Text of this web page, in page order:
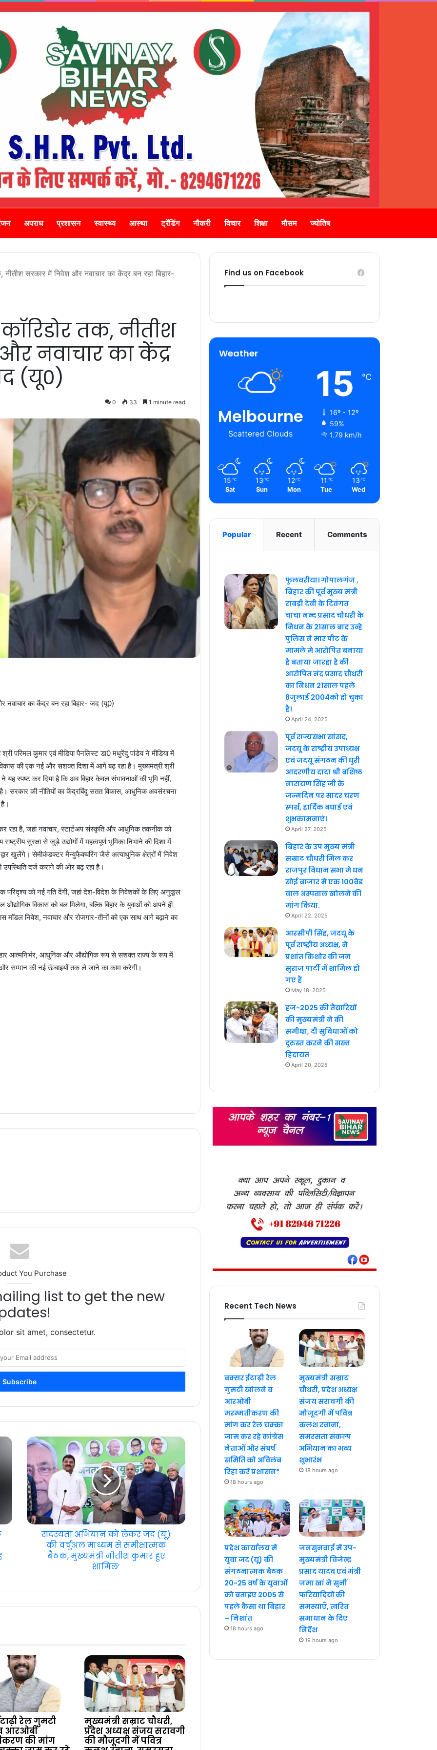
अपराध प्रशासन स्वास्थ्य आस्था ट्रेंडिंग नौकरी विचार शिक्षा मौसम ज्योतिष
सरकार में निवेश और नवाचार का केंद्र बन रहा बिहार-
तक, नीतीश
नवाचार का केंद्र
(यू0)
0 33 1 minute read
का केंद्र बन रहा बिहार- जद (यू0)
परिमल कुमार एवं मीडिया पैनलिस्ट डा0 मधुरेंदु पांडेय ने मीडिया में
की एक नई और सशक्त दिशा में आगे बढ़ रहा है। मुख्यमंत्री श्री
यह स्पष्ट कर दिया है कि अब बिहार केवल संभावनाओं की भूमि नहीं,
सरकार की नीतियों का केंद्रबिंदु सतत विकास, आधुनिक अवसंरचना
रहा है, जहां नवाचार, स्टार्टअप संस्कृति और आधुनिक तकनीक को
सुरक्षा से जुड़े उद्योगों में महत्वपूर्ण भूमिका निभाने की दिशा में
खुलेंगे। सेमीकंडक्टर मैन्युफैक्चरिंग जैसे अत्याधुनिक क्षेत्रों में निवेश
उपस्थिति दर्ज कराने की ओर बढ़ रहा है।
परिदृश्य को नई गति देंगी, जहां देश-विदेश के निवेशकों के लिए अनुकूल
औद्योगिक विकास को बल मिलेगा, बल्कि बिहार के युवाओं को अपने ही
माॅडल निवेश, नवाचार और रोजगार-तीनों को एक साथ आगे बढ़ाने का
आत्मनिर्भर, आधुनिक और औद्योगिक रूप से सशक्त राज्य के रूप में
और सम्मान की नई ऊंचाइयों तक ले जाने का काम करेगी।
You Purchase
list to get the new
sit amet, consectetur.
सदस्यता अभियान को लेकर जद (यू)
की वर्चुअल माध्यम से समीक्षात्मक
बैठक, मुख्यमंत्री नीतीश कुमार हुए
शामिल’
रेल गुमटी
आरओबी
की मांग
मुख्यमंत्री सम्राट चौधरी,
प्रदेश अध्यक्ष संजय सरावगी
की मौजूदगी में पवित्र
Find us on Facebook
Weather
Melbourne
Scattered Clouds
15 ℃
16º - 12º
59%
1.79 km/h
15 ℃
Sat
13 ℃
Sun
12 ℃
Mon
11 ℃
Tue
13 ℃
Wed
Popular Recent Comments
फुलवरीया। गोपालगंज ,
बिहार की पूर्व मुख्य मंत्री
राबड़ी देवी के दिवंगत
चाचा नन्द प्रसाद चौधरी के
निधन के 21साल बाद उन्हे
पुलिस ने मार पीट के
मामले मे आरोपित बनाया
है बताया जारहा है की
आरोपित नंद प्रसाद चौधरी
का निधन 21साल पहले
8जुलाई 2004को हो चुका
है।
April 24, 2025
पूर्व राज्यसभा सांसद,
जदयू के राष्ट्रीय उपाध्यक्ष
एवं जदयू संगठन की धुरी
आदरणीय दादा श्री बशिष्ठ
नारायण सिंह जी के
जन्मदिन पर सादर चरण
स्पर्श, हार्दिक बधाई एवं
शुभकामनाएं।
April 27, 2025
बिहार के उप मुख्य मंत्री
सम्राट चौधरी मिल कर
राजपुर विधान सभा मे धन
सोई बाजार मे एक 100वेड
वाल अस्पताल खोलने की
मांग किया.
April 22, 2025
आरसीपी सिंह, जदयू के
पूर्व राष्ट्रीय अध्यक्ष, ने
प्रशांत किशोर की जन
सुराज पार्टी में शामिल हो
गए हैं
May 18, 2025
हज-2025 की तैयारियों
की मुख्यमंत्री ने की
समीक्षा, दी सुविधाओं को
दुरुस्त करने की सख्त
हिदायत
April 20, 2025
Recent Tech News
बक्सर ईटाढ़ी रेल
गुमटी खोलने व
आरओबी
मरम्मतीकरण की
मांग कर रेल चक्का
जाम कर रहे कांग्रेस
नेताओं और संघर्ष
समिति को अविलंब
रिहा करें प्रशासन*
18 hours ago
मुख्यमंत्री सम्राट
चौधरी, प्रदेश अध्यक्ष
संजय सरावगी की
मौजूदगी में पवित्र
कलश रवाना,
समरसता संकल्प
अभियान का भव्य
शुभारंभ
18 hours ago
प्रदेश कार्यालय में
युवा जद (यू) की
संगठनात्मक बैठक
20-25 वर्ष के युवाओं
को बताइए 2005 से
पहले कैसा था बिहार
– निशांत
18 hours ago
जनसुनवाई में उप-
मुख्यमंत्री विजेन्द्र
प्रसाद यादव एवं मंत्री
जमा खां ने सुनीं
फरियादियों की
समस्याएँ, त्वरित
समाधान के दिए
निर्देश
19 hours ago